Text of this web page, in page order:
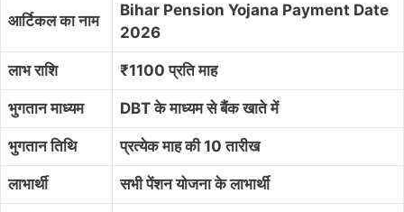
आर्टिकल का नाम
Bihar Pension Yojana Payment Date
2026
लाभ राशि ₹1100 प्रति माह
भुगतान माध्यम DBT के माध्यम से बैंक खाते में
भुगतान तिथि प्रत्येक माह की 10 तारीख
लाभार्थी सभी पेंशन योजना के लाभार्थी